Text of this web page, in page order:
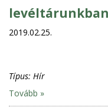
levéltárunkban
2019.02.25.
Típus: Hír
Tovább »